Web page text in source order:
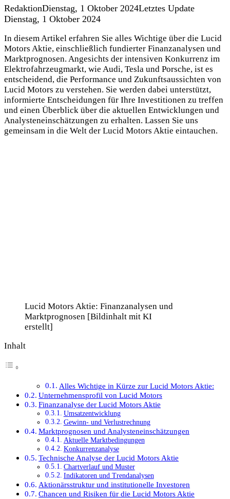
RedaktionDienstag, 1 Oktober 2024Letztes Update
Dienstag, 1 Oktober 2024
In diesem Artikel erfahren Sie alles Wichtige über die Lucid
Motors Aktie, einschließlich fundierter Finanzanalysen und
Marktprognosen. Angesichts der intensiven Konkurrenz im
Elektrofahrzeugmarkt, wie Audi, Tesla und Porsche, ist es
entscheidend, die Performance und Zukunftsaussichten von
Lucid Motors zu verstehen. Sie werden dabei unterstützt,
informierte Entscheidungen für Ihre Investitionen zu treffen
und einen Überblick über die aktuellen Entwicklungen und
Analysteneinschätzungen zu erhalten. Lassen Sie uns
gemeinsam in die Welt der Lucid Motors Aktie eintauchen.
Lucid Motors Aktie: Finanzanalysen und
Marktprognosen [Bildinhalt mit KI
erstellt]
Inhalt
Alles Wichtige in Kürze zur Lucid Motors Aktie:
Unternehmensprofil von Lucid Motors
Finanzanalyse der Lucid Motors Aktie
Umsatzentwicklung
Gewinn- und Verlustrechnung
Marktprognosen und Analysteneinschätzungen
Aktuelle Marktbedingungen
Konkurrenzanalyse
Technische Analyse der Lucid Motors Aktie
Chartverlauf und Muster
Indikatoren und Trendanalysen
Aktionärsstruktur und institutionelle Investoren
Chancen und Risiken für die Lucid Motors Aktie